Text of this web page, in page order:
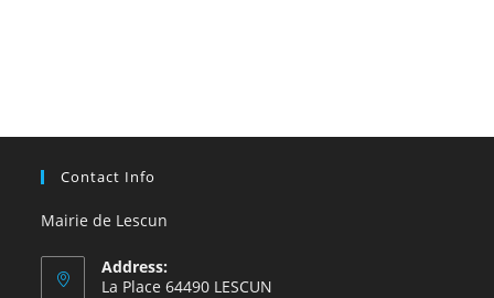
Contact Info
Mairie de Lescun
Address:
La Place 64490 LESCUN